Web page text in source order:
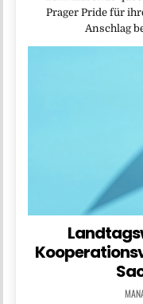
Prager Pride für
Anschlag